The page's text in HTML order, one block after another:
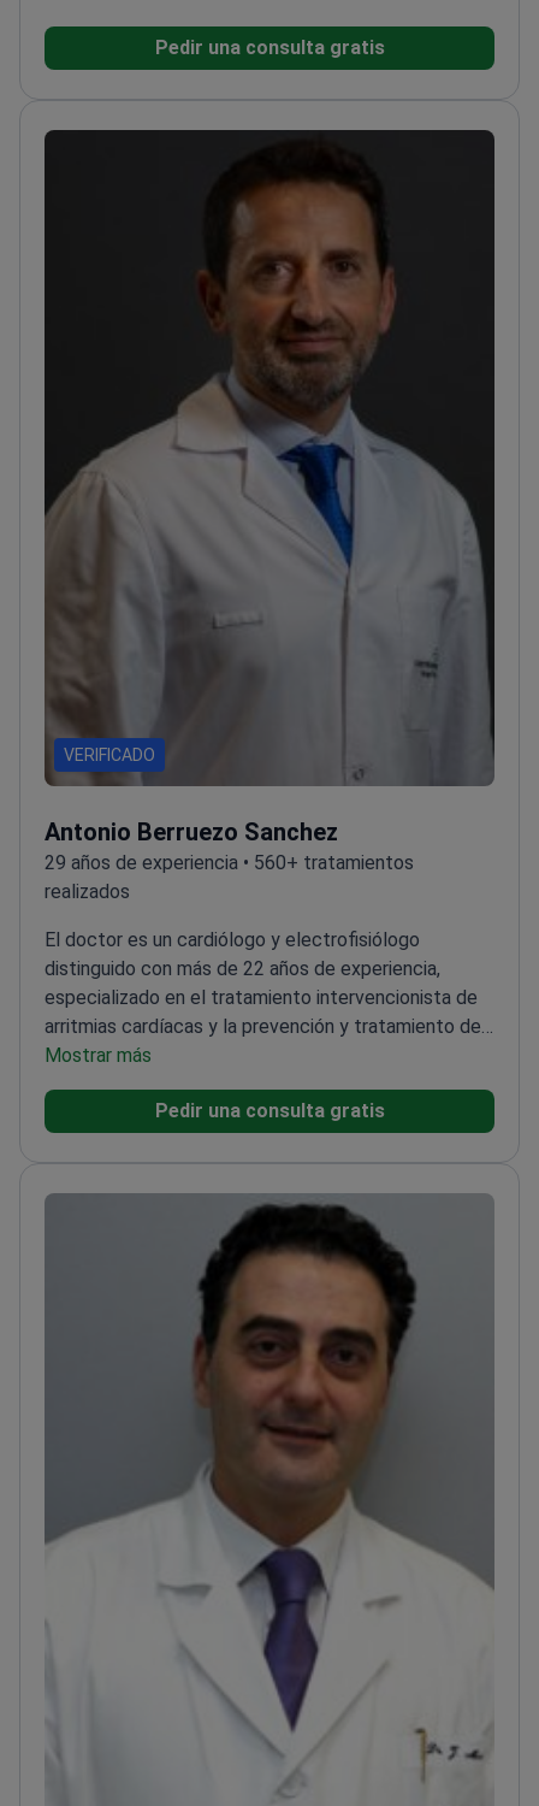
y pediátricosEspecializado en hipertensión, un factor
crítico para la salud del corazón y la función
a Johns Hopkins MedicineMiembro de la Sociedad
Internacional de Nefrología y de varios organismos
Pedir una consulta gratis
VERIFICADO
Antonio Berruezo Sanchez
29 años de experiencia • 560+ tratamientos
realizados
El doctor es un cardiólogo y electrofisiólogo
distinguido con más de 22 años de experiencia,
especializado en el tratamiento intervencionista de
arritmias cardíacas y la prevención y tratamiento de
la muerte súbita. El doctor ha escrito más de 200
artículos de investigación y es conocido por impartir
cursos internacionales sobre técnicas de ablación y
Investigador Principal en múltiples becas, incluidas
cinco del 'Fondo de Investigación Sanitaria' español y
una del 'ATTRACT' - Horizon 2020. Además, el doctor
ha sido el coordinador nacional del ensayo
multicéntrico PROFID bajo Horizon 2020.<\/p>
doctor es miembro de varias sociedades
prestigiosas, incluidas las Sociedades Española y
Europea de Cardiología y la Asociación Europea del
Mostrar más
Pedir una consulta gratis